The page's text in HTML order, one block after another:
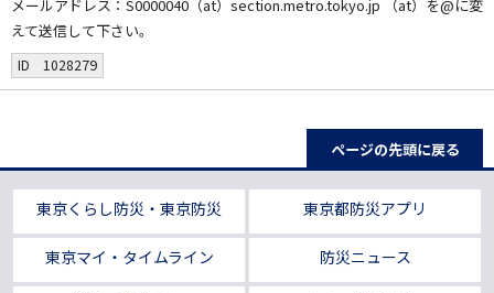
メールアドレス：S0000040（at）section.metro.tokyo.jp （at）を@に変
えて送信して下さい。
ID 1028279
ページの先頭に戻る
東京くらし防災・東京防災 東京都防災アプリ
東京マイ・タイムライン 防災ニュース